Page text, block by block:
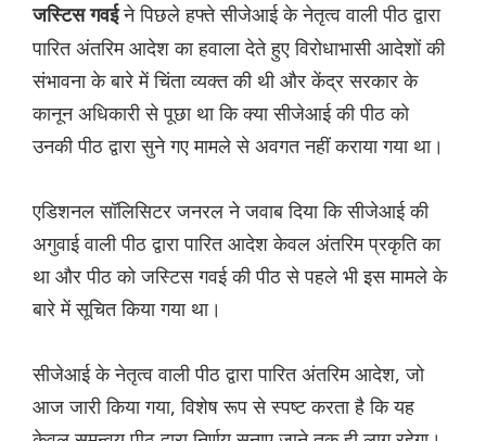
जस्टिस गवईने पिछले हफ्ते सीजेआई के नेतृत्व वाली पीठ द्वारा
पारित अंतरिम आदेश का हवाला देते हुए विरोधाभासी आदेशों की
संभावना के बारे में चिंता व्यक्त की थी और केंद्र सरकार के
कानून अधिकारी से पूछा था कि क्या सीजेआई की पीठ को
उनकी पीठ द्वारा सुने गए मामले से अवगत नहीं कराया गया था।
एडिशनल सॉलिसिटर जनरल ने जवाब दिया कि सीजेआई की
अगुवाई वाली पीठ द्वारा पारित आदेश केवल अंतरिम प्रकृति का
था और पीठ को जस्टिस गवई की पीठ से पहले भी इस मामले के
बारे में सूचित किया गया था।
सीजेआई के नेतृत्व वाली पीठ द्वारा पारित अंतरिम आदेश, जो
आज जारी किया गया, विशेष रूप से स्पष्ट करता है कि यह